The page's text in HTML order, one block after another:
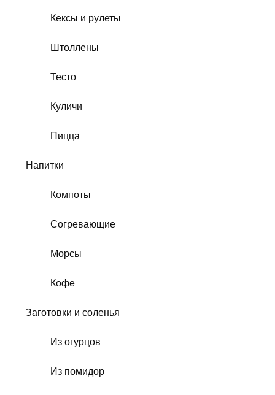
Кексы и рулеты
Штоллены
Тесто
Куличи
Пицца
Напитки
Компоты
Согревающие
Морсы
Кофе
Заготовки и соленья
Из огурцов
Из помидор